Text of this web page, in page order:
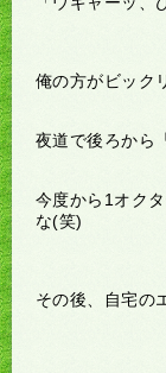
俺の方がビック
夜道で後ろから
今度から1オク
な(笑)
その後、自宅の